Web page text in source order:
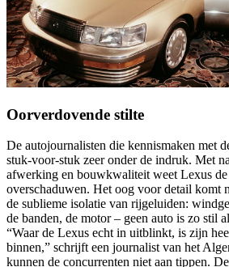
Oorverdovende stilte
De autojournalisten die kennismaken met
stuk-voor-stuk zeer onder de indruk. Met
afwerking en bouwkwaliteit weet Lexus de
overschaduwen. Het oog voor detail komt
de sublieme isolatie van rijgeluiden:
de banden, de motor – geen auto is zo stil
“Waar de Lexus echt in uitblinkt, is zijn
binnen,” schrijft een journalist van het
kunnen de concurrenten niet aan tippen.